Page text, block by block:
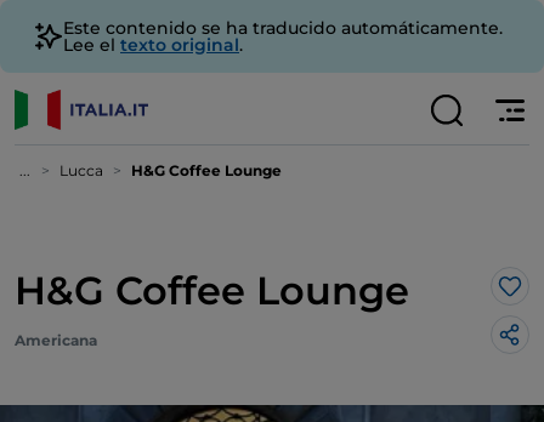
Este contenido se ha traducido automáticamente.
Lee el texto original.
... Lucca H&G Coffee Lounge
H&G Coffee Lounge Me
Americana